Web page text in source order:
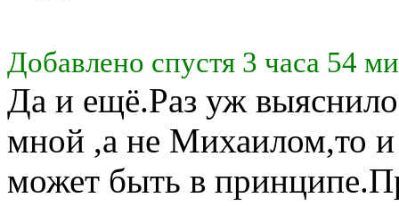
Добавлено спустя 3 часа 54
Да и ещё.Раз уж
мной ,а не Михаилом,то
может быть в